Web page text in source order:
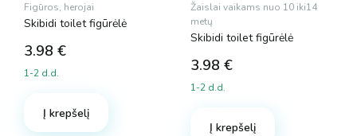
Figūros, herojai
Skibidi toilet figūrėlė
3.98 €
1-2 d.d.
Į krepšelį
Žaislai vaikams nuo 10 iki14
metų
Skibidi toilet figūrėlė
3.98 €
1-2 d.d.
Į krepšelį